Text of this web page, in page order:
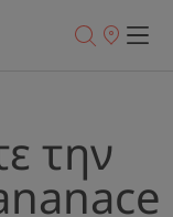
Σημεία
την